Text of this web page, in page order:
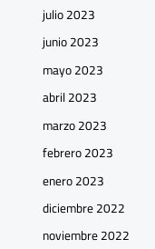
julio 2023
junio 2023
mayo 2023
abril 2023
marzo 2023
febrero 2023
enero 2023
diciembre 2022
noviembre 2022